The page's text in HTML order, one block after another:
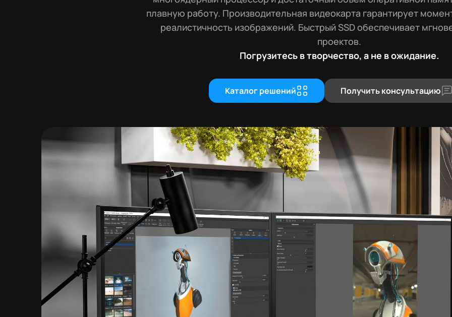
плавную работу. Производительная видеокарта гарантирует
реалистичность изображений. Быстрый SSD обеспечивает
проектов.
Погрузитесь в творчество, а не в ожидание.
Каталог решений Получить консультацию